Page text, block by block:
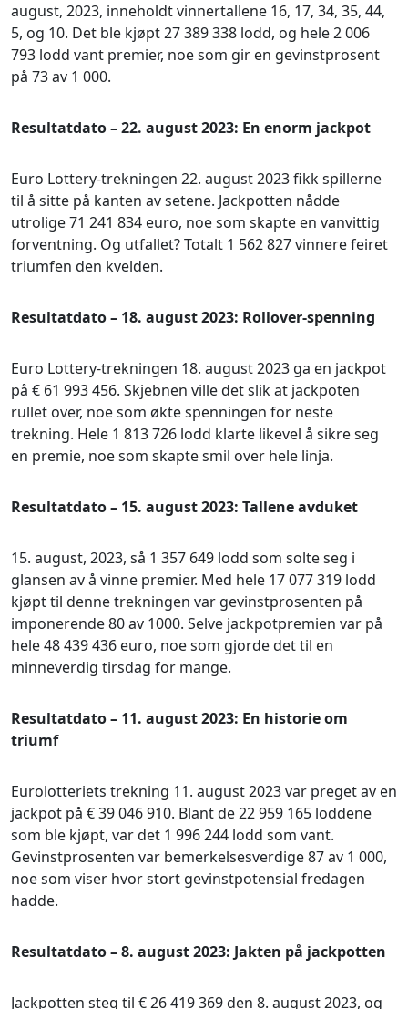
august, 2023, inneholdt vinnertallene 16, 17, 34, 35, 44,
5, og 10. Det ble kjøpt 27 389 338 lodd, og hele 2 006
793 lodd vant premier, noe som gir en gevinstprosent
på 73 av 1 000.
Resultatdato – 22. august 2023: En enorm jackpot
Euro Lottery-trekningen 22. august 2023 fikk spillerne
til å sitte på kanten av setene. Jackpotten nådde
utrolige 71 241 834 euro, noe som skapte en vanvittig
forventning. Og utfallet? Totalt 1 562 827 vinnere feiret
triumfen den kvelden.
Resultatdato – 18. august 2023: Rollover-spenning
Euro Lottery-trekningen 18. august 2023 ga en jackpot
på € 61 993 456. Skjebnen ville det slik at jackpoten
rullet over, noe som økte spenningen for neste
trekning. Hele 1 813 726 lodd klarte likevel å sikre seg
en premie, noe som skapte smil over hele linja.
Resultatdato – 15. august 2023: Tallene avduket
15. august, 2023, så 1 357 649 lodd som solte seg i
glansen av å vinne premier. Med hele 17 077 319 lodd
kjøpt til denne trekningen var gevinstprosenten på
imponerende 80 av 1000. Selve jackpotpremien var på
hele 48 439 436 euro, noe som gjorde det til en
minneverdig tirsdag for mange.
Resultatdato – 11. august 2023: En historie om
triumf
Eurolotteriets trekning 11. august 2023 var preget av en
jackpot på € 39 046 910. Blant de 22 959 165 loddene
som ble kjøpt, var det 1 996 244 lodd som vant.
Gevinstprosenten var bemerkelsesverdige 87 av 1 000,
noe som viser hvor stort gevinstpotensial fredagen
hadde.
Resultatdato – 8. august 2023: Jakten på jackpotten
Jackpotten steg til € 26 419 369 den 8. august 2023, og